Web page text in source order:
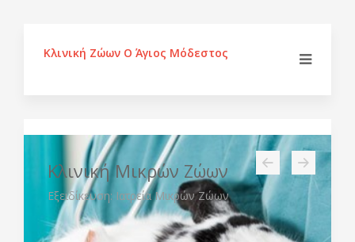
Κλινική Ζώων Ο Άγιος Μόδεστος
Κλινική Μικρών Ζώων
Εξειδίκευση: Ιατρεία Μικρών Ζώων